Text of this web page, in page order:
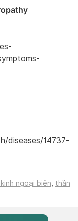
diseases/14737-
ngoại biên, thần